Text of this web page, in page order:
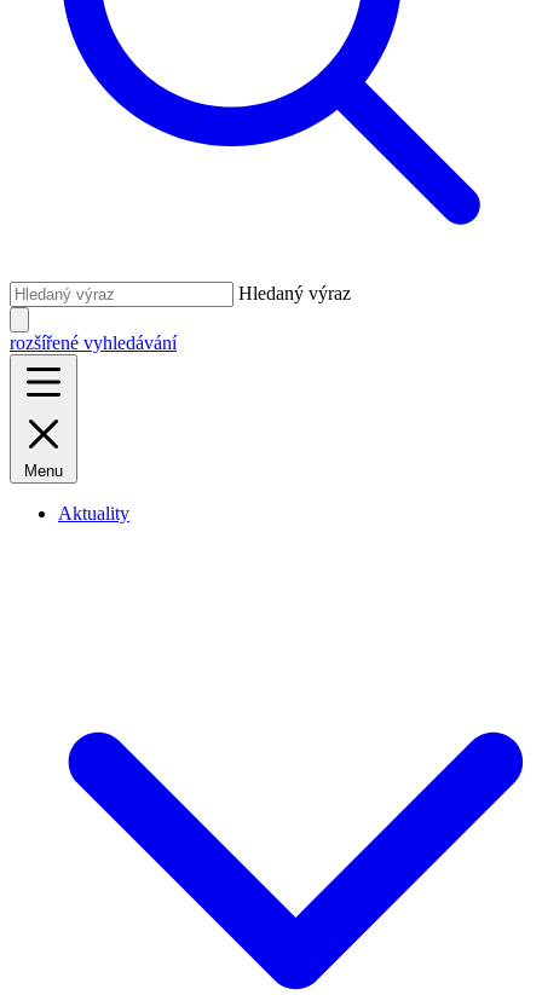
Hledaný výraz
rozšířené vyhledávání
Menu
Aktuality